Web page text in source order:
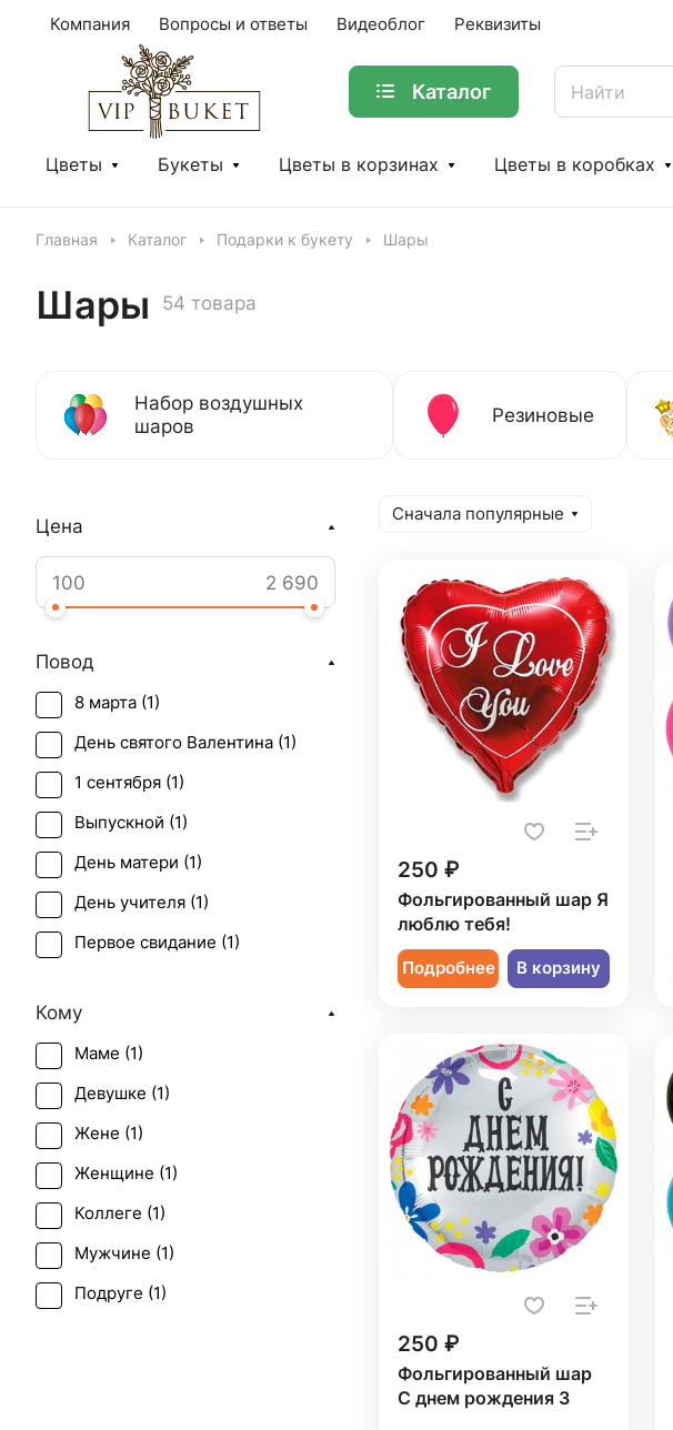
Компания Вопросы и ответы Видеоблог Реквизиты
Каталог
Цветы Букеты Цветы в корзинах Цветы в коробках
Главная Каталог Подарки к букету Шары
Шары 54 товара
Набор воздушных
шаров
Резиновые
Сначала популярные
250 ₽
Фольгированный шар Я
люблю тебя!
Подробнее В корзину
250 ₽
Фольгированный шар
С днем рождения 3
Цена
Повод
8 марта (1)
День святого Валентина (1)
1 сентября (1)
Выпускной (1)
День матери (1)
День учителя (1)
Первое свидание (1)
Рождение ребенка (
Татьянин день (
Кому
Маме (1)
Девушке (1)
Жене (1)
Женщине (1)
Коллеге (1)
Мужчине (1)
Подруге (1)